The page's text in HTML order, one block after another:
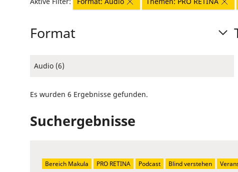
Format
Audio (6)
Es wurden 6 Ergebnisse gefunden.
Suchergebnisse
Bereich Makula PRO RETINA Podcast Blind verstehen